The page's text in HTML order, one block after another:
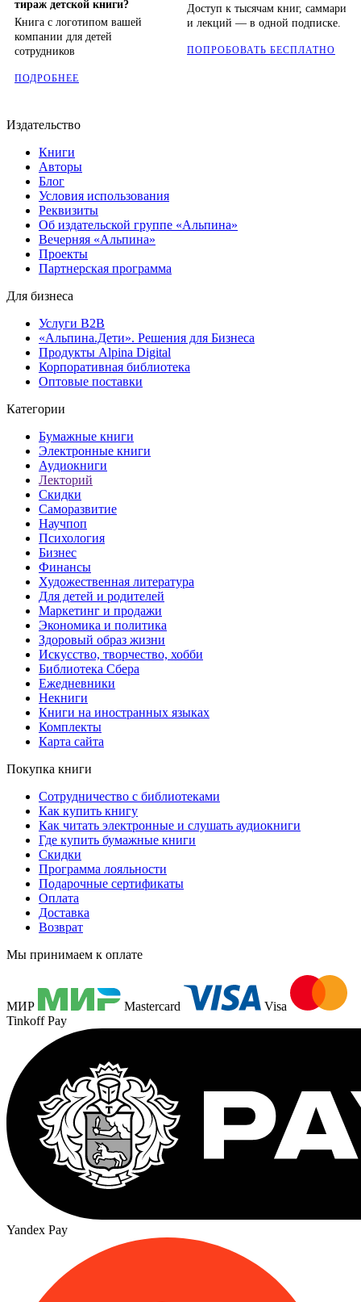
тираж детской книги?
Книга с логотипом вашей
компании для детей
сотрудников
ПОДРОБНЕЕ
Доступ к тысячам книг, саммари
и лекций — в одной подписке.
ПОПРОБОВАТЬ БЕСПЛАТНО
Издательство
Книги
Авторы
Блог
Условия использования
Реквизиты
Об издательской группе «Альпина»
Вечерняя «Альпина»
Проекты
Партнерская программа
Для бизнеса
Услуги B2B
«Альпина.Дети». Решения для Бизнеса
Продукты Alpina Digital
Корпоративная библиотека
Оптовые поставки
Категории
Бумажные книги
Электронные книги
Аудиокниги
Лекторий
Скидки
Саморазвитие
Научпоп
Психология
Бизнес
Финансы
Художественная литература
Для детей и родителей
Маркетинг и продажи
Экономика и политика
Здоровый образ жизни
Искусство, творчество, хобби
Библиотека Сбера
Ежедневники
Некниги
Книги на иностранных языках
Комплекты
Карта сайта
Покупка книги
Сотрудничество с библиотеками
Как купить книгу
Как читать электронные и слушать аудиокниги
Где купить бумажные книги
Скидки
Программа лояльности
Подарочные сертификаты
Оплата
Доставка
Возврат
Мы принимаем к оплате
МИР Mastercard
Visa
Tinkoff Pay
Yandex Pay